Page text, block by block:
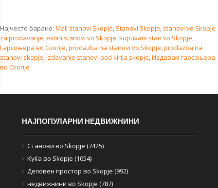
Најчесто барано: Mali stanovi Skopje, Stanovi Skopje, stanovi vo Skopje
za prodavanje,evtini stanovi vo Skopje,kupuvam stan vo Skopje,
Гарсоњера во Скопје,prodazba na stanovi vo Skopje,prodazba na
stanovi skopje,Izdavanje stanovi pod kirija skopje,Издавам гарсоњера
во Скопје
НАЈПОПУЛАРНИ НЕДВИЖНИНИ
Станови во Skopje (7425)
Куќа во Skopje (1054)
Деловен простор во Skopje (992)
недвижнини во Skopje (787)